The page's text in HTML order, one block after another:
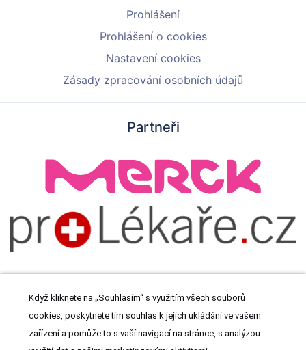
Prohlášení
Prohlášení o cookies
Nastavení cookies
Zásady zpracování osobních údajů
Partneři
© 2026 Meditorial s.r.o. Všechna práva vyhrazena.
Když kliknete na „Souhlasím“ s využitím všech souborů
cookies, poskytnete tím souhlas k jejich ukládání ve vašem
zařízení a pomůže to s vaší navigací na stránce, s analýzou